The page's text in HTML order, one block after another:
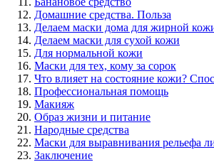
Домашние средства. Польза
Делаем маски дома для жирной
Делаем маски для сухой кожи
Для нормальной кожи
Маски для тех, кому за сорок
Что влияет на состояние кожи?
Профессиональная помощь
Макияж
Образ жизни и питание
Народные средства
Маски для выравнивания рельефа
Заключение